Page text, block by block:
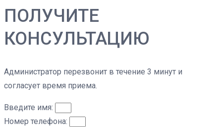
ПОЛУЧИТЕ
КОНСУЛЬТАЦИЮ
Администратор перезвонит в течение 3 минут и
согласует время приема.
Введите имя:
Номер телефона: